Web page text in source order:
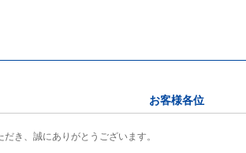
お客様各位
き、誠にありがとうございます。